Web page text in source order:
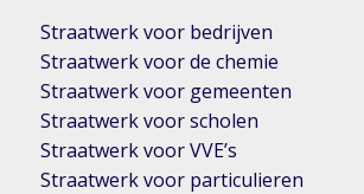
Straatwerk voor bedrijven
Straatwerk voor de chemie
Straatwerk voor gemeenten
Straatwerk voor scholen
Straatwerk voor VVE’s
Straatwerk voor particulieren